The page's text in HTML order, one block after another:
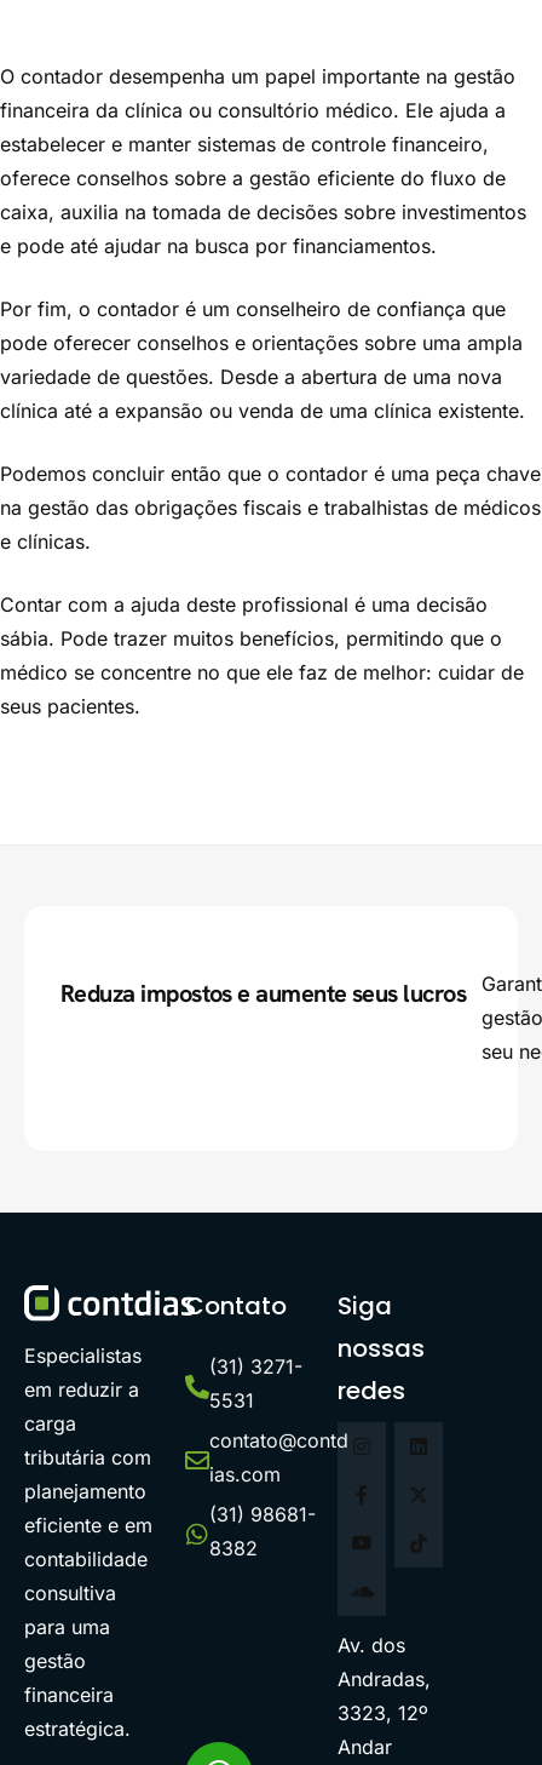
O contador desempenha um papel importante na gestão
financeira da clínica ou consultório médico. Ele ajuda a
estabelecer e manter sistemas de controle financeiro,
oferece conselhos sobre a gestão eficiente do fluxo de
caixa, auxilia na tomada de decisões sobre investimentos
e pode até ajudar na busca por financiamentos.
Por fim, o contador é um conselheiro de confiança que
pode oferecer conselhos e orientações sobre uma ampla
variedade de questões. Desde a abertura de uma nova
clínica até a expansão ou venda de uma clínica existente.
Podemos concluir então que o contador é uma peça chave
na gestão das obrigações fiscais e trabalhistas de médicos
e clínicas.
Contar com a ajuda deste profissional é uma decisão
sábia. Pode trazer muitos benefícios, permitindo que o
médico se concentre no que ele faz de melhor: cuidar de
seus pacientes.
Reduza impostos e aumente seus lucros
seu
Especialistas
em reduzir a
carga
tributária com
planejamento
eficiente e em
contabilidade
consultiva
para uma
gestão
financeira
estratégica.
Contato
(31) 3271-
5531
contato@contd
ias.com
(31) 98681-
8382
Siga
nossas
redes
Av. dos
Andradas,
3323, 12º
Andar